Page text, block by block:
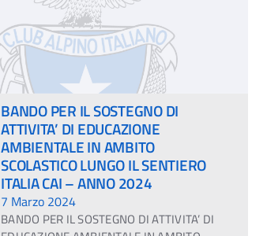
BANDO PER IL SOSTEGNO DI
ATTIVITA’ DI EDUCAZIONE
AMBIENTALE IN AMBITO
SCOLASTICO LUNGO IL SENTIERO
ITALIA CAI – ANNO 2024
7 Marzo 2024
BANDO PER IL SOSTEGNO DI ATTIVITA’ DI